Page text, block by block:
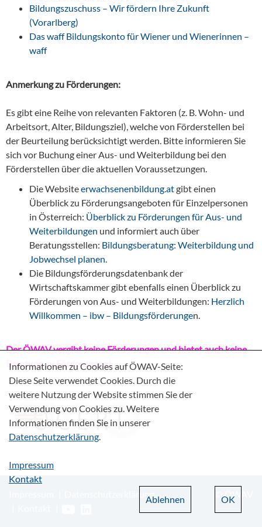
Bildungszuschuss – Wir fördern Ihre Zukunft
(Vorarlberg)
Das waff Bildungskonto für Wiener und Wienerinnen –
waff
Anmerkung zu Förderungen:
Es gibt eine Reihe von relevanten Faktoren (z. B. Wohn- und
Arbeitsort, Alter, Bildungsziel), welche von Förderstellen bei
der Beurteilung berücksichtigt werden. Bitte informieren Sie
sich vor Buchung einer Aus- und Weiterbildung bei den
Förderstellen über die aktuellen Voraussetzungen.
Die Websiteerwachsenenbildung.atgibt einen
Überblick zu Förderungsangeboten für Einzelpersonen
in Österreich: Überblick zu Förderungen für Aus- und
Weiterbildungen und informiert auch über
Beratungsstellen: Bildungsberatung: Weiterbildung und
Jobwechsel planen.
Die Bildungsförderungsdatenbank der
Wirtschaftskammer gibt ebenfalls einen Überblick zu
Förderungen von Aus- und Weiterbildungen: Herzlich
Willkommen – ibw – Bildungsförderungen.
Der ÖWAV vergibt keine Förderungen und bietet auch keine
Beratung zu Förderungen!
Datenschutzerklärung
© ÖWAV
Informationen zu Cookies auf ÖWAV-Seite:
Diese Seite verwendet Cookies. Durch die
weitere Nutzung der Website stimmen Sie der
Verwendung von Cookies zu. Weitere
Informationen finden Sie in unserer
Datenschutzerklärung.
Impressum
Kontakt
OK
Ablehnen